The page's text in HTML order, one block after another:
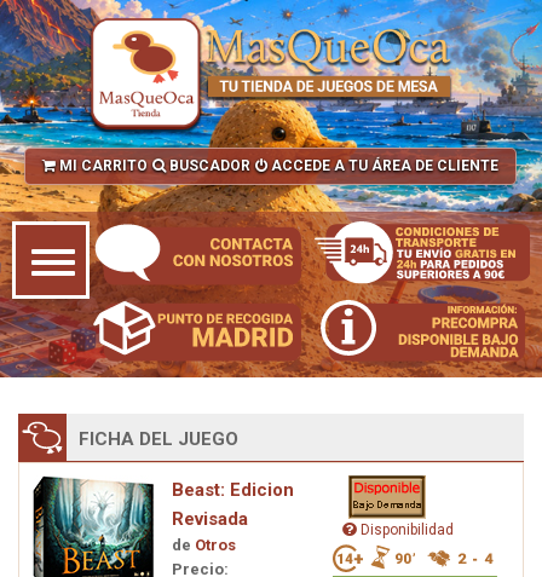
MI CARRITO BUSCADOR ACCEDE A TU ÁREA DE CLIENTE
FICHA DEL JUEGO
Beast: Edicion
Revisada
de Otros
Precio:
Disponibilidad